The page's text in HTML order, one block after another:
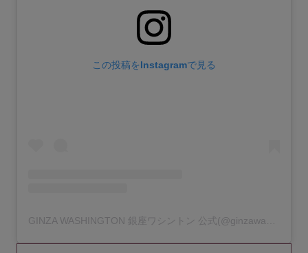
この投稿をInstagramで見る